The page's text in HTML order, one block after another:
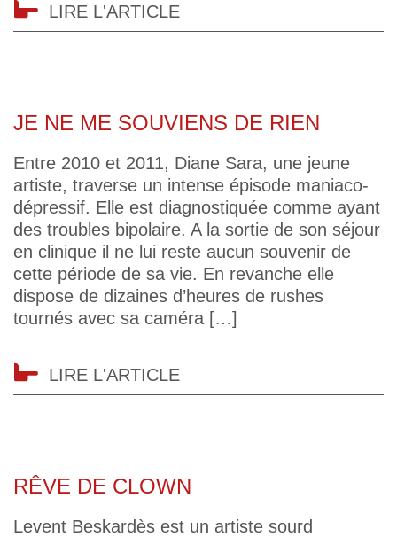
LIRE L'ARTICLE
JE NE ME SOUVIENS DE RIEN
Entre 2010 et 2011, Diane Sara, une jeune
artiste, traverse un intense épisode maniaco-
dépressif. Elle est diagnostiquée comme ayant
des troubles bipolaire. A la sortie de son séjour
en clinique il ne lui reste aucun souvenir de
cette période de sa vie. En revanche elle
dispose de dizaines d’heures de rushes
tournés avec sa caméra […]
LIRE L'ARTICLE
RÊVE DE CLOWN
Levent Beskardès est un artiste sourd